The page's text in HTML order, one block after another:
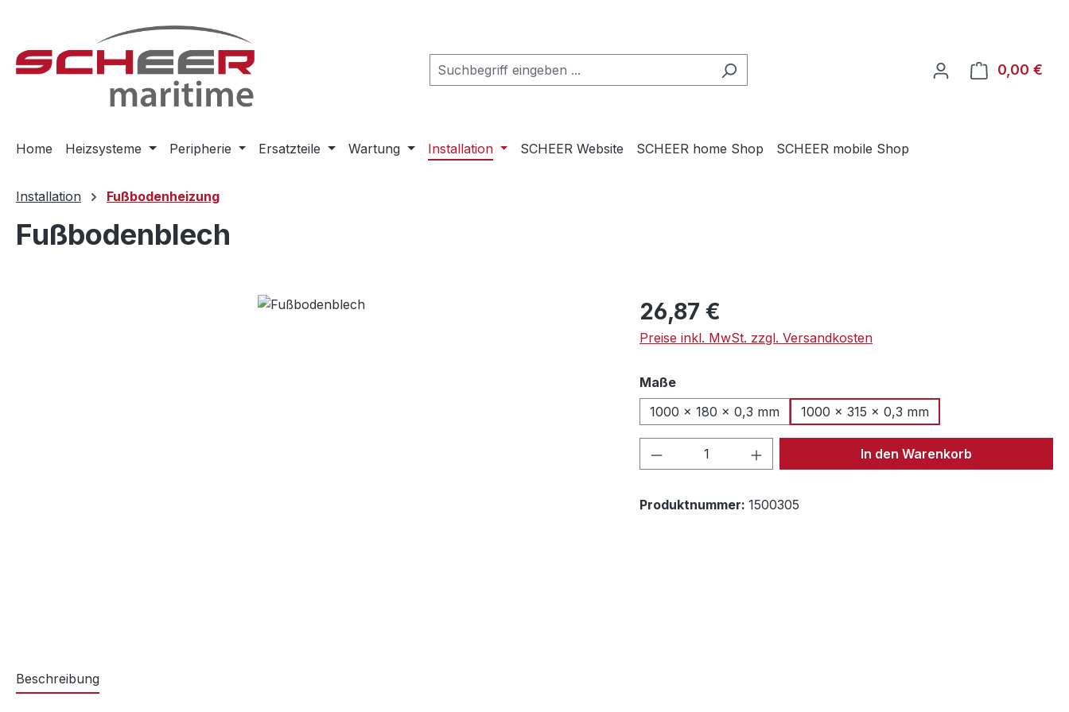
0,00 €
Home Heizsysteme Peripherie Ersatzteile Wartung Installation SCHEER Website SCHEER home Shop SCHEER mobile Shop
Installation Fußbodenheizung
Fußbodenblech
Regulärer Preis:
26,87 €
Preise inkl. MwSt. zzgl. Versandkosten
Maßeauswählen
1000 × 180 × 0,3 mm
1000 × 315 × 0,3 mm
Produkt Anzahl: Gib den gewünschten Wert
In den Warenkorb
Produktnummer: 1500305
Beschreibung